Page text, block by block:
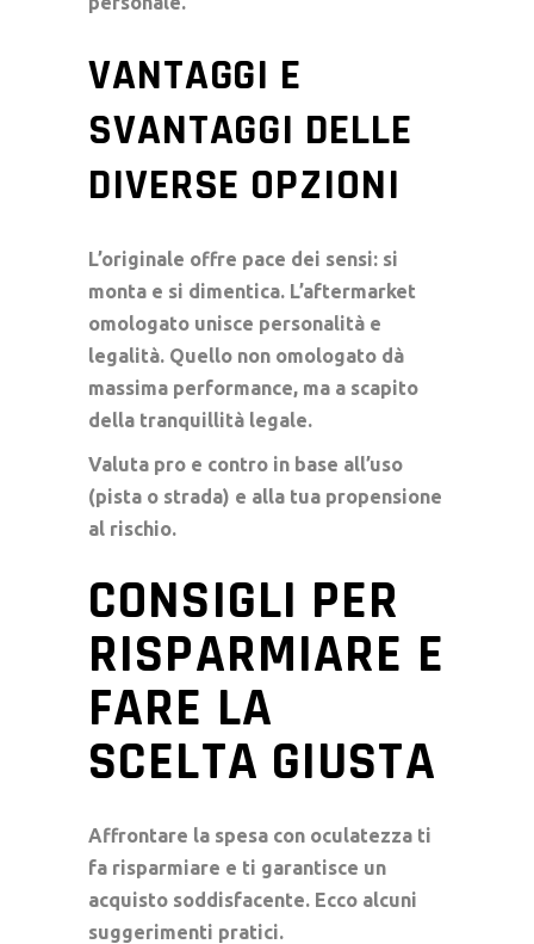
VANTAGGI E
SVANTAGGI DELLE
DIVERSE OPZIONI
L’originale offre pace dei sensi: si
monta e si dimentica. L’aftermarket
omologato unisce personalità e
legalità. Quello non omologato dà
massima performance, ma a scapito
della tranquillità legale.
Valuta pro e contro in base all’uso
(pista o strada) e alla tua propensione
al rischio.
CONSIGLI PER
RISPARMIARE E
FARE LA
SCELTA GIUSTA
Affrontare la spesa con oculatezza ti
fa risparmiare e ti garantisce un
acquisto soddisfacente. Ecco alcuni
suggerimenti pratici.